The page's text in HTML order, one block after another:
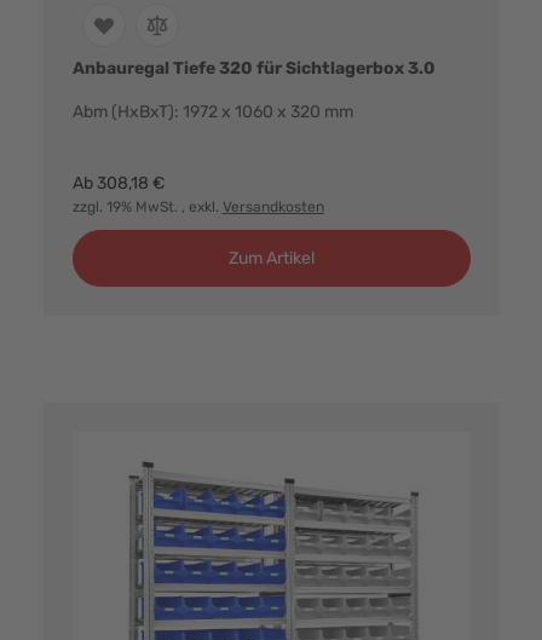
Anbauregal Tiefe 320 für Sichtlagerbox 3.0
Abm (HxBxT): 1972 x 1060 x 320 mm
Ab 308,18 €
zzgl. 19% MwSt. , exkl. Versandkosten
Zum Artikel